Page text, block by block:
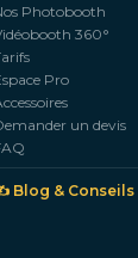
Photobooth
360°
Pro
un devis
Blog & Conseils